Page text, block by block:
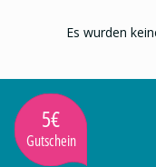
Es wurden
5€
Gutschein